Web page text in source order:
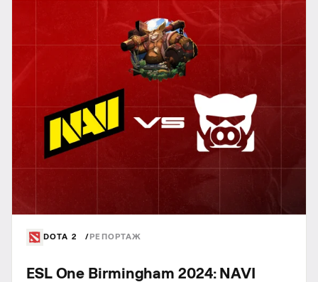
DOTA 2 РЕПОРТАЖ
ESL One Birmingham 2024: NAVI